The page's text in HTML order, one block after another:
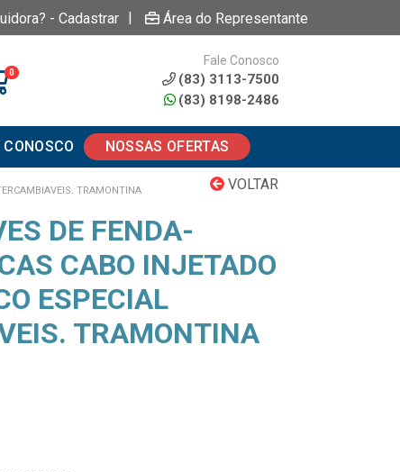
- Cadastrar | Área do Representante
0
Fale Conosco
(83) 3113-7500
(83) 8198-2486
NOSSAS OFERTAS
VOLTAR
TRAMONTINA
DE FENDA-
CABO INJETADO
ESPECIAL
TRAMONTINA